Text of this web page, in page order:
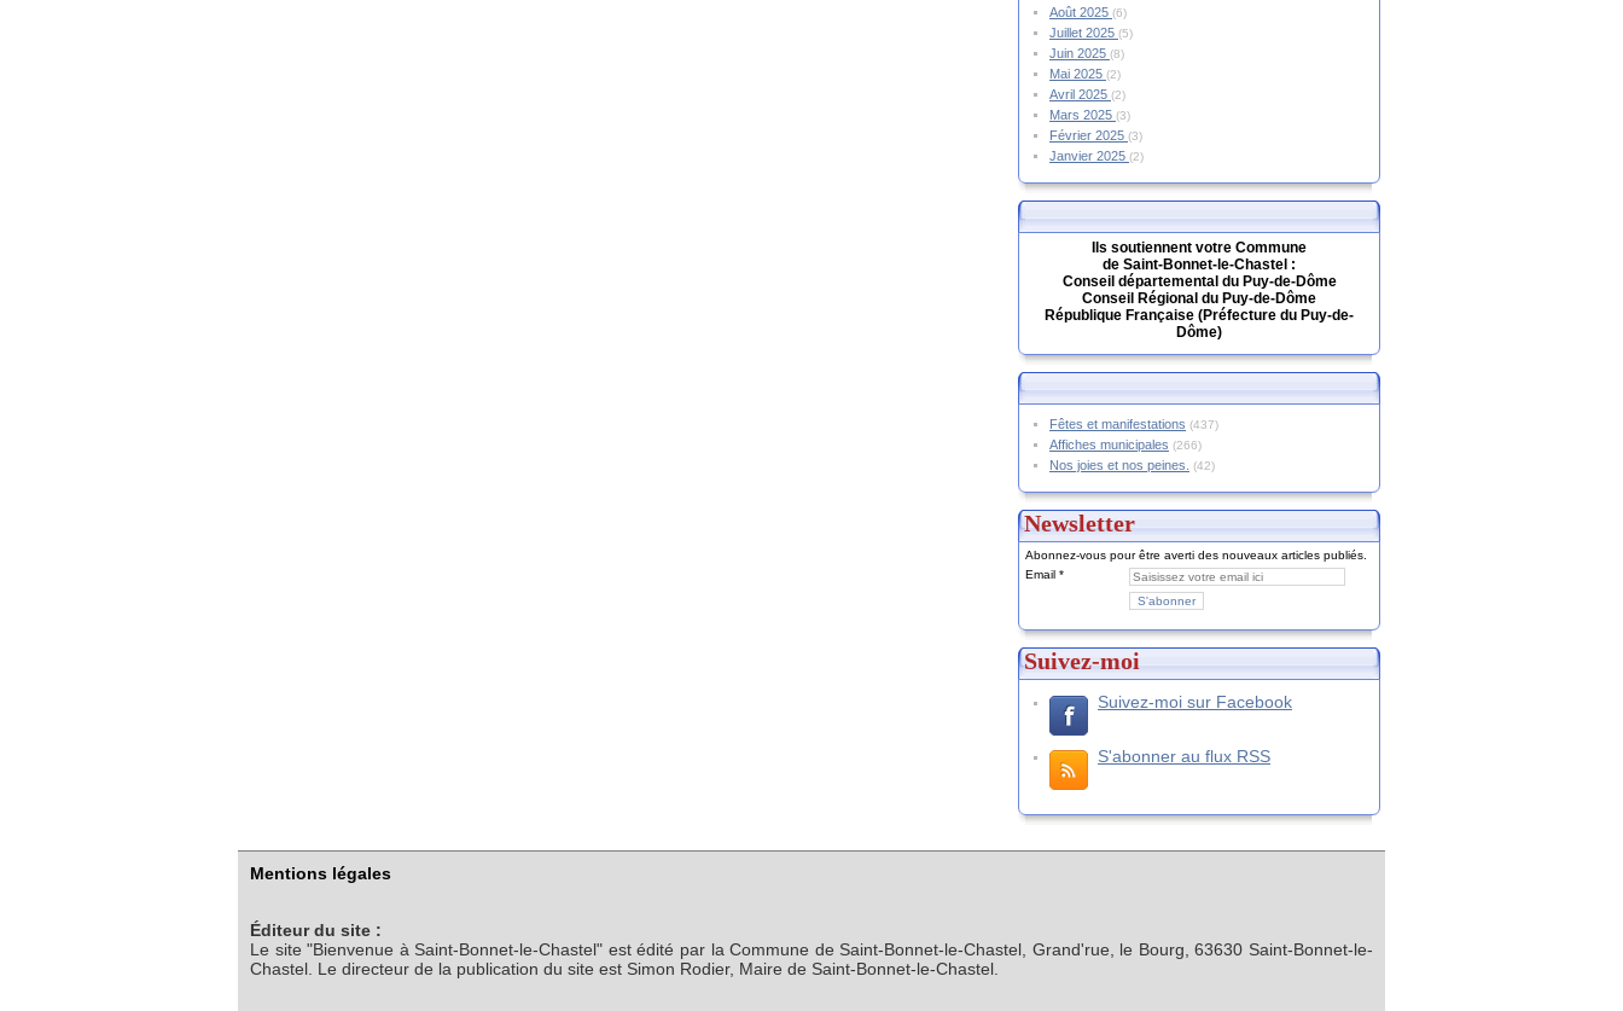
Août 2025 (6)
Juillet 2025 (5)
Juin 2025 (8)
Mai 2025 (2)
Avril 2025 (2)
Mars 2025 (3)
Février 2025 (3)
Janvier 2025 (2)
Ils soutiennent votre Commune
de Saint-Bonnet-le-Chastel :
Conseil départemental du Puy-de-Dôme
Conseil Régional du Puy-de-Dôme
République Française (Préfecture du Puy-de-
Dôme)
Fêtes et manifestations (437)
Affiches municipales (266)
Nos joies et nos peines. (42)
Newsletter
Abonnez-vous pour être averti des nouveaux articles publiés.
Email
Suivez-moi
Suivez-moi sur Facebook
S'abonner au flux RSS
Mentions légales
Éditeur du site :
Le site "Bienvenue à Saint-Bonnet-le-Chastel" est édité par la Commune de Saint-Bonnet-le-Chastel, Grand'rue, le Bourg, 63630 Saint-Bonnet-le-
Chastel. Le directeur de la publication du site est Simon Rodier, Maire de Saint-Bonnet-le-Chastel.